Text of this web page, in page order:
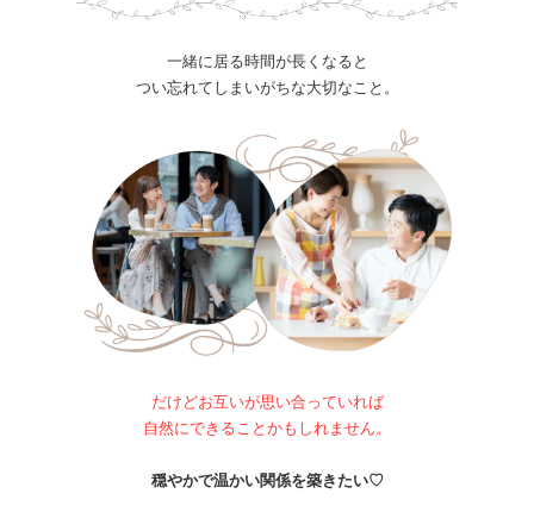
一緒に居る時間が長くなると
つい忘れてしまいがちな大切なこと。
だけどお互いが思い合っていれば
自然にできることかもしれません。
穏やかで温かい関係を築きたい♡